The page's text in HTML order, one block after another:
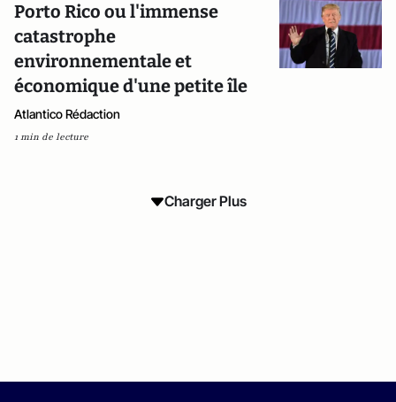
Porto Rico ou l'immense
catastrophe
environnementale et
économique d'une petite île
Atlantico Rédaction
1 min de lecture
Charger Plus